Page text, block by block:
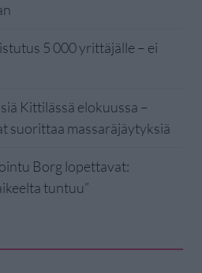
5 000 yrittäjälle – ei
Kittilässä elokuussa –
suorittaa massaräjäytyksiä
Borg lopettavat:
tuntuu”